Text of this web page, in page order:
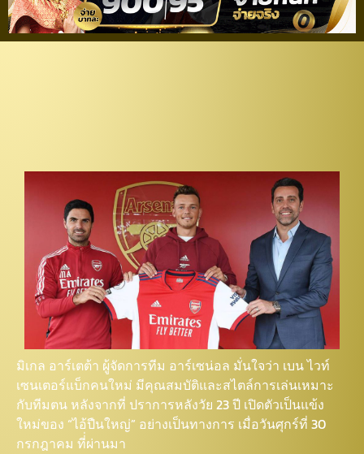
มิเกล อาร์เตต้า ผู้จัดการทีม อาร์เซน่อล มั่นใจว่า เบน ไวท์
เซนเตอร์แบ็กคนใหม่ มีคุณสมบัติและสไตล์การเล่นเหมาะ
กับทีมตน หลังจากที่ ปราการหลังวัย 23 ปี เปิดตัวเป็นแข้ง
ใหม่ของ “ไอ้ปืนใหญ่” อย่างเป็นทางการ เมื่อวันศุกร์ที่ 30
กรกฎาคม ที่่ผ่านมา